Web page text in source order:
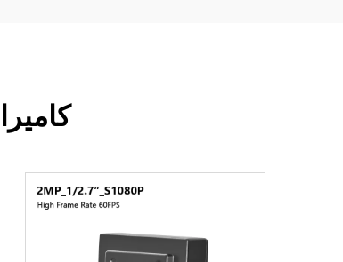
كاميرا USB بدقة 720 بكسل، كاميرا رؤية عالية الاستقرار